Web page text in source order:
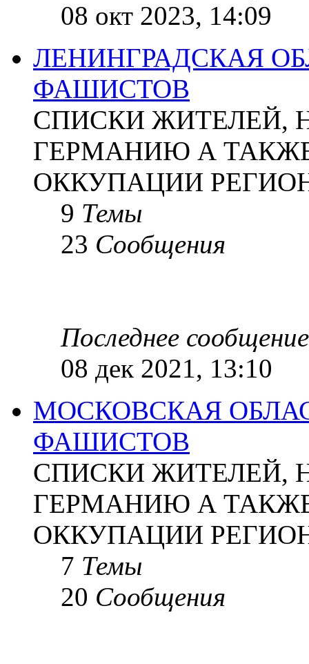
08 окт 2023, 14:09
ЛЕНИНГРАДСКАЯ
ФАШИСТОВ
СПИСКИ ЖИТЕЛЕЙ,
ГЕРМАНИЮ А
ОККУПАЦИИ
9 Темы
23 Сообщения
Последнее сообщение
08 дек 2021, 13:10
МОСКОВСКАЯ
ФАШИСТОВ
СПИСКИ ЖИТЕЛЕЙ,
ГЕРМАНИЮ А
ОККУПАЦИИ
7 Темы
20 Сообщения